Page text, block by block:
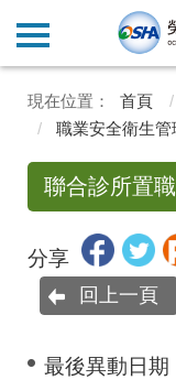
首頁
職業安全衛生管
聯合診所置
分享
回上一頁
最後異動日期